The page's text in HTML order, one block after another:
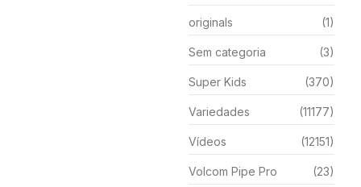
originals (1)
Sem categoria (3)
Super Kids (370)
Variedades (11177)
Vídeos (12151)
Volcom Pipe Pro (23)